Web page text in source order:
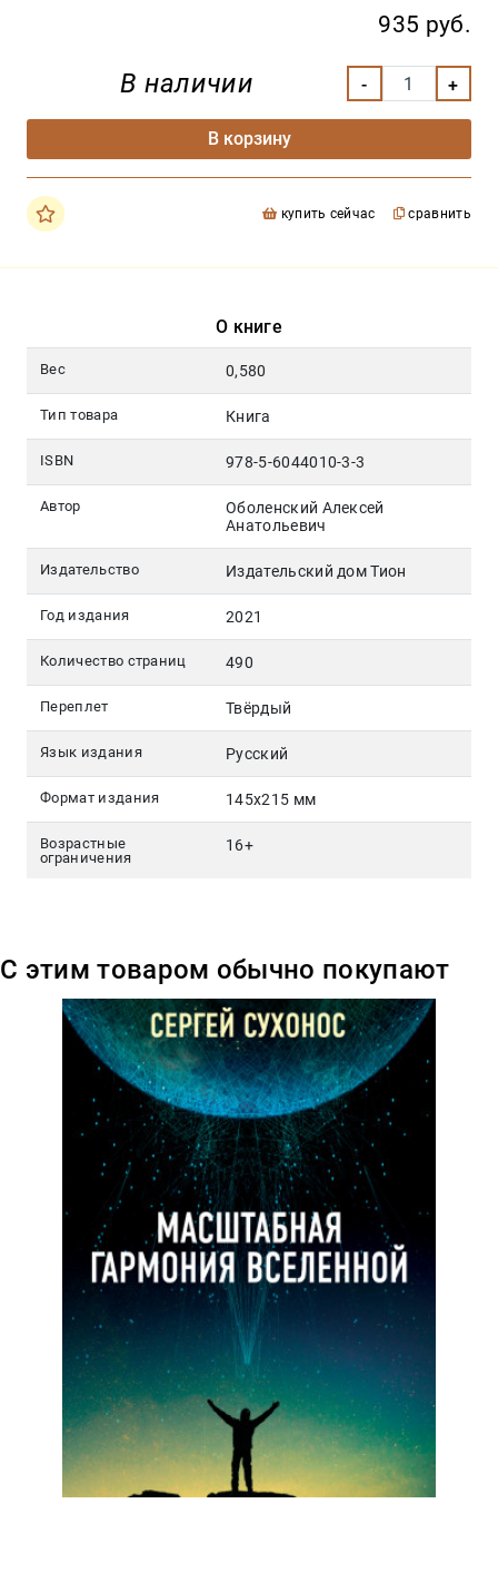
935 руб.
В наличии
В корзину
купить сейчас сравнить
О книге
Вес 0,580
Тип товара Книга
ISBN 978-5-6044010-3-3
Автор
Оболенский Алексей
Анатольевич
Издательство Издательский дом Тион
Год издания 2021
Количество страниц 490
Переплет Твёрдый
Язык издания Русский
Формат издания 145х215 мм
Возрастные
ограничения
16+
С этим товаром обычно покупают